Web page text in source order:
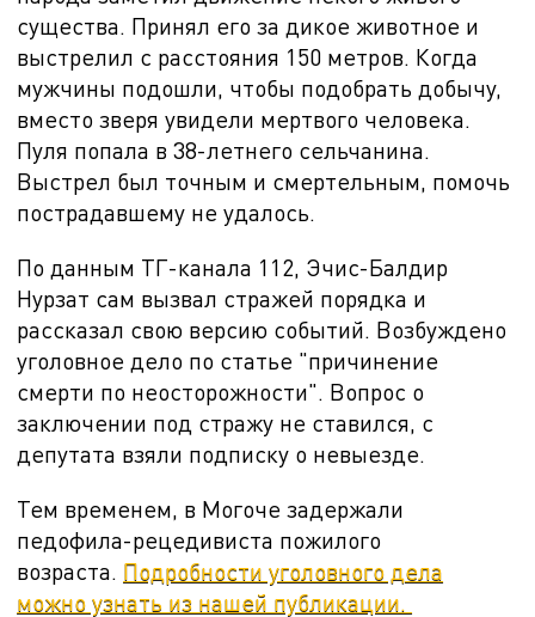
существа. Принял его за дикое животное и
выстрелил с расстояния 150 метров. Когда
мужчины подошли, чтобы подобрать добычу,
вместо зверя увидели мертвого человека.
Пуля попала в 38-летнего сельчанина.
Выстрел был точным и смертельным, помочь
пострадавшему не удалось.
По данным ТГ-канала 112, Эчис-Балдир
Нурзат сам вызвал стражей порядка и
рассказал свою версию событий. Возбуждено
уголовное дело по статье "причинение
смерти по неосторожности". Вопрос о
заключении под стражу не ставился, с
депутата взяли подписку о невыезде.
Тем временем, в Могоче задержали
педофила-рецедивиста пожилого
возраста. Подробности уголовного дела
можно узнать из нашей публикации.